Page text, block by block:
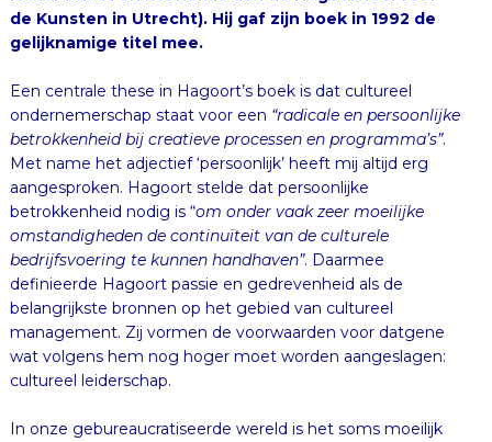
gelijknamige titel mee.
Een centrale these in Hagoort’s boek is dat cultureel
ondernemerschap staat voor een “radicale en persoonlijke
betrokkenheid bij creatieve processen en programma’s”.Met name het adjectief ‘persoonlijk’ heeft mij altijd ergaangesproken. Hagoort stelde dat persoonlijke
betrokkenheid nodig is “om onder vaak zeer moeilijke
omstandigheden de continuïteit van de culturele
bedrijfsvoering te kunnen handhaven”. Daarmee
definieerde Hagoort passie en gedrevenheid als de
belangrijkste bronnen op het gebied van cultureel
management. Zij vormen de voorwaarden voor datgene
wat volgens hem nog hoger moet worden aangeslagen:
cultureel leiderschap.
In onze gebureaucratiseerde wereld is het soms moeilijk
om te zien hoe belangrijk passie en gedrevenheid zijn.
Toch is het juist de persoonlijke betrokkenheid die ervoor
zorgt dat er nu en dan met succes door het ijs van het
papierwerk wordt heen gebroken. Vaak is volledige
geïnvolveerdheid de enige manier om een nieuw initiatief
tot stand te brengen. In de afgelopen jaren, die in het
teken stonden van recessie en krimpende
(cultuur)budgetten, was dat zeker zo. Het succes van
initiatieven kwam vaak dankzij de gedrevenheid van één